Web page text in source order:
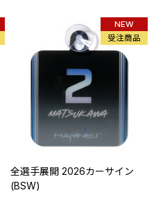
NEW
受注商品
全選手展開 2026カーサイン
(BSW)